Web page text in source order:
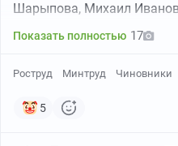
Шарыпова, Михаил
Викторович Ефимов,
кадров Виктория
насильственному
Показать полностью 17
Роструд Минтруд Чиновники
5